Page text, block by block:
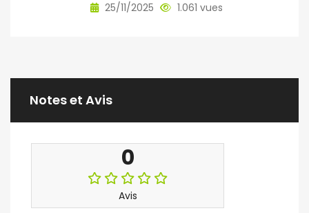
25/11/2025 1.061 vues
Notes et Avis
0
Avis